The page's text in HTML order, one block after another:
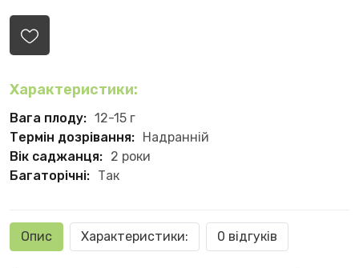
Характеристики:
Вага плоду: 12-15 г
Термін дозрівання: Надранній
Вік саджанця: 2 роки
Багаторічні: Так
Опис Характеристики: 0 відгуків